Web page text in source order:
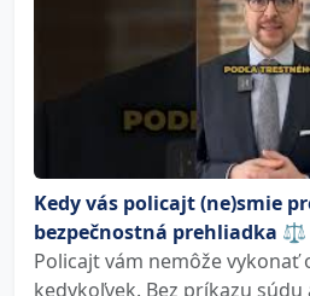
Kedy vás policajt (ne)smie
bezpečnostná prehliadka ⚖️
Policajt vám nemôže
kedykoľvek. Bez príkazu